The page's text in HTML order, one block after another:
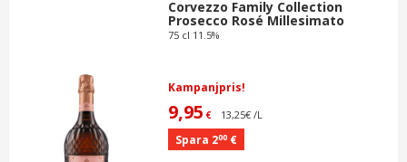
Corvezzo Family Collection
Prosecco Rosé Millesimato
75 cl 11.5%
Kampanjpris!
9,95 € 13,25€ /L
Spara 200 €